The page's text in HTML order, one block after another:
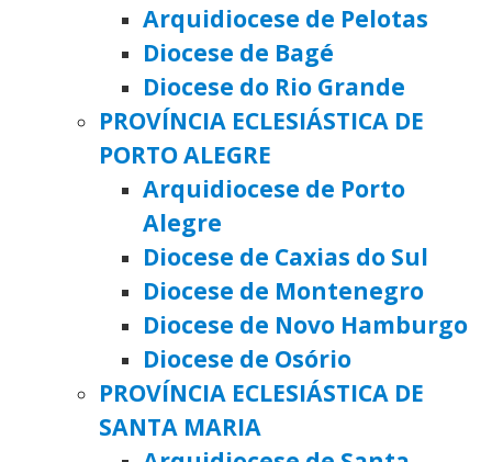
Arquidiocese de Pelotas
Diocese de Bagé
Diocese do Rio Grande
PROVÍNCIA ECLESIÁSTICA DE
PORTO ALEGRE
Arquidiocese de Porto
Alegre
Diocese de Caxias do Sul
Diocese de Montenegro
Diocese de Novo Hamburgo
Diocese de Osório
PROVÍNCIA ECLESIÁSTICA DE
SANTA MARIA